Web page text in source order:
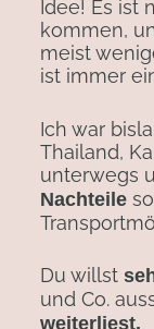
Idee! Es ist
kommen,
meist
ist immer
Ich war
Thailand,
unterwegs
Nachteile
Du willst
und Co.
weiterliest.